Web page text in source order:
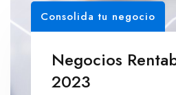
Consolida tu negocio
Negocios
2023